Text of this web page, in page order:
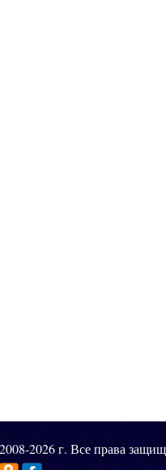
2026 г. Все права